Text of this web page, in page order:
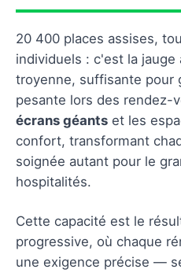
20 400 places assises,
individuels : c'est la
troyenne, suffisante pour
pesante lors des rendez-
écrans géants et les
confort, transformant
soignée autant pour le
hospitalités.
Cette capacité est le
progressive, où chaque
une exigence précise —